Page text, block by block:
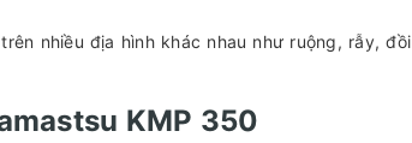
nhiều địa hình khác nhau như ruộng, rẫy, đồi
KMP 350